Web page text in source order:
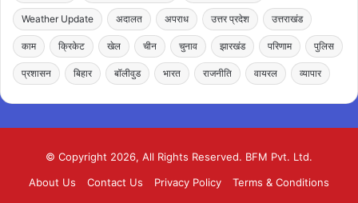
Weather Update अदालत अपराध उत्तर प्रदेश उत्तराखंड
काम क्रिकेट खेल चीन चुनाव झारखंड परिणाम पुलिस
प्रशासन बिहार बॉलीवुड भारत राजनीति वायरल व्यापार
© Copyright 2026, All Rights Reserved. BFM Pvt. Ltd.
About Us
Contact Us Privacy Policy
Terms & Conditions